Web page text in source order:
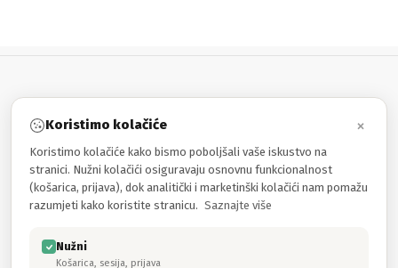
Koristimo kolačiće ×
Koristimo kolačiće kako bismo poboljšali vaše iskustvo na
stranici. Nužni kolačići osiguravaju osnovnu funkcionalnost
(košarica, prijava), dok analitički i marketinški kolačići nam pomažu
razumjeti kako koristite stranicu. Saznajte više
Nužni
Košarica, sesija, prijava
INFORMACIJE
MOJ RAČUN